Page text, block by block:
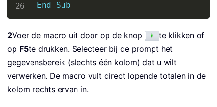
End
Sub
2Voer de macro uit door op de knop
te klikken of
op F5te drukken. Selecteer bij de prompt het
gegevensbereik (slechts één kolom) dat u wilt
verwerken. De macro vult direct lopende totalen in de
kolom rechts ervan in.